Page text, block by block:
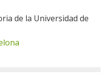
de la Universidad de